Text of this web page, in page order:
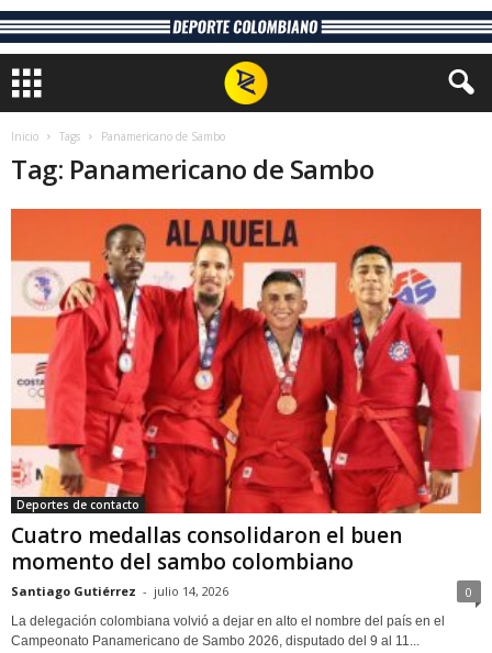
Inicio Tags Panamericano de Sambo
Tag: Panamericano de Sambo
Deportes de contacto
Cuatro medallas consolidaron el buen
momento del sambo colombiano
Santiago Gutiérrez - julio 14, 2026 0
La delegación colombiana volvió a dejar en alto el nombre del país en el
Campeonato Panamericano de Sambo 2026, disputado del 9 al 11...